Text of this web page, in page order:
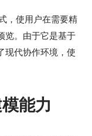
，使用户在需要精
览。由于它是基于
现代协作环境，使
能力